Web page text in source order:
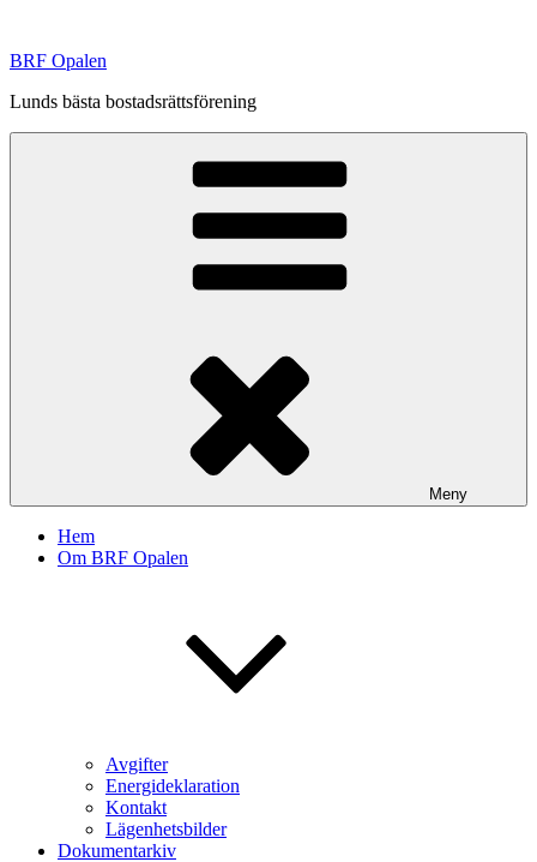
innehåll
BRF Opalen
Lunds bästa bostadsrättsförening
Meny
Hem
Om BRF Opalen
Avgifter
Energideklaration
Kontakt
Lägenhetsbilder
Dokumentarkiv